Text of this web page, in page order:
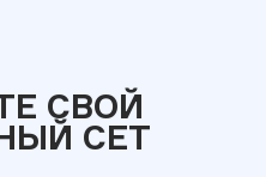
СВОЙ
СЕТ